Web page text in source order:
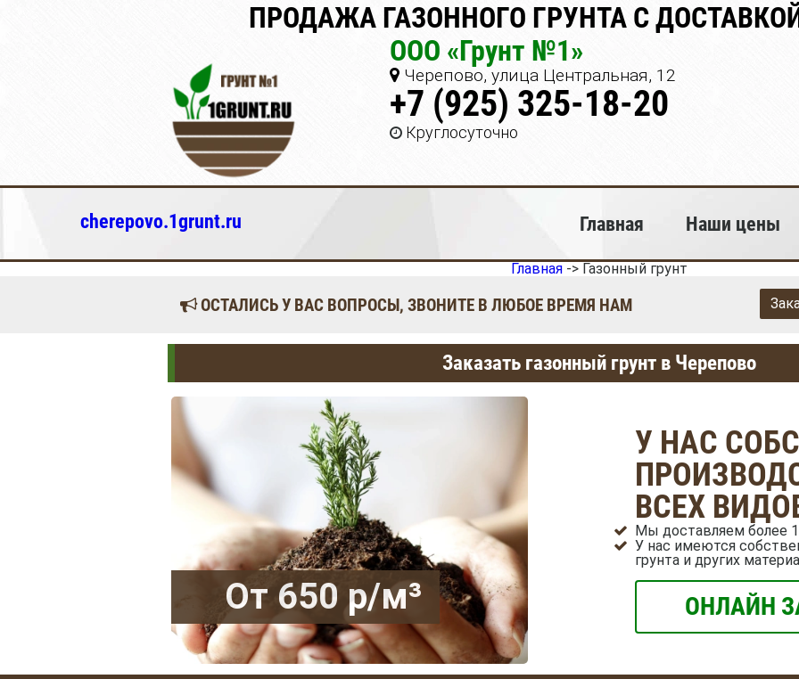
ПРОДАЖА ГАЗОННОГО ГРУНТА С
ООО «Грунт №1»
Черепово, улица Центральная, 12
+7 (925) 325-18-20
Круглосуточно
cherepovo.1grunt.ru Главная Наши цены
Главная -> Газонный грунт
ОСТАЛИСЬ У ВАС ВОПРОСЫ, ЗВОНИТЕ В ЛЮБОЕ ВРЕМЯ НАМ
Заказать газонный грунт в Черепово
От 650 р/м³
У НАС
ВСЕХ
Мы доставляем более
У нас имеются
грунта и других
ОНЛАЙН